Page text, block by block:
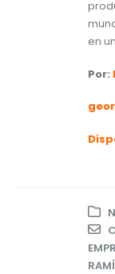
en
Por: